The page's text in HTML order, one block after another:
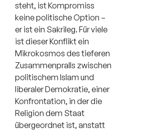
steht, ist Kompromiss
keine politische Option –
er ist ein Sakrileg. Für viele
ist dieser Konflikt ein
Mikrokosmos des tieferen
Zusammenpralls zwischen
politischem Islam und
liberaler Demokratie, einer
Konfrontation, in der die
Religion dem Staat
übergeordnet ist, anstatt